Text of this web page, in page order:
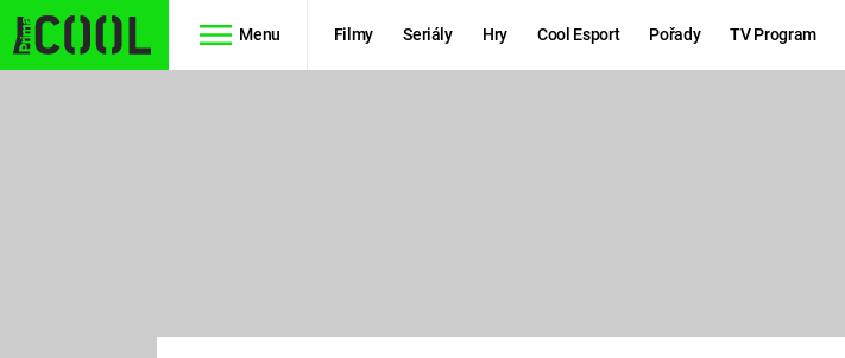
Menu Filmy Seriály Hry Cool Esport Pořady TV Program